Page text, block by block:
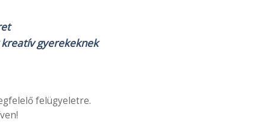
gyerekeknek
felügyeletre.